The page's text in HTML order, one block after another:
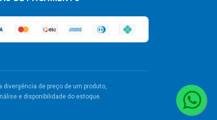
de preço de um produto,
e disponibilidade do estoque.